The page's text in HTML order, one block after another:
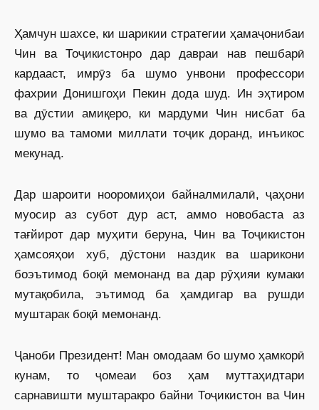
Ҳамчун шахсе, ки шарикии стратегии ҳамаҷонибаи
Чин ва Тоҷикистонро дар давраи нав пешбарӣ
кардааст, имрӯз ба шумо унвони профессори
фахрии Донишгоҳи Пекин дода шуд. Ин эҳтиром
ва дӯстии амиқеро, ки мардуми Чин нисбат ба
шумо ва тамоми миллати тоҷик доранд, инъикос
мекунад.
Дар шароити нооромиҳои байналмилалӣ, ҷаҳони
муосир аз субот дур аст, аммо новобаста аз
тағйирот дар муҳити беруна, Чин ва Тоҷикистон
ҳамсояҳои хуб, дӯстони наздик ва шарикони
боэътимод боқӣ мемонанд ва дар рӯҳияи кумаки
мутақобила, эътимод ба ҳамдигар ва рушди
муштарак боқӣ мемонанд.
Ҷаноби Президент! Ман омодаам бо шумо ҳамкорӣ
кунам, то ҷомеаи боз ҳам муттаҳидтари
сарнавишти муштаракро байни Тоҷикистон ва Чин